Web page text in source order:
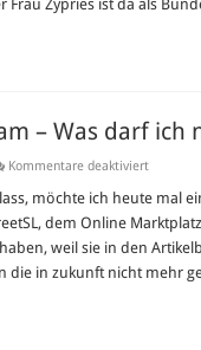
doch
Frau Zypries ist da als
– Was darf ich
Kommentare deaktiviertfür
Spam
Was
darf
ich
noch
möchte ich heute mal
dem Online
weil sie in den
die in zukunft nicht mehr